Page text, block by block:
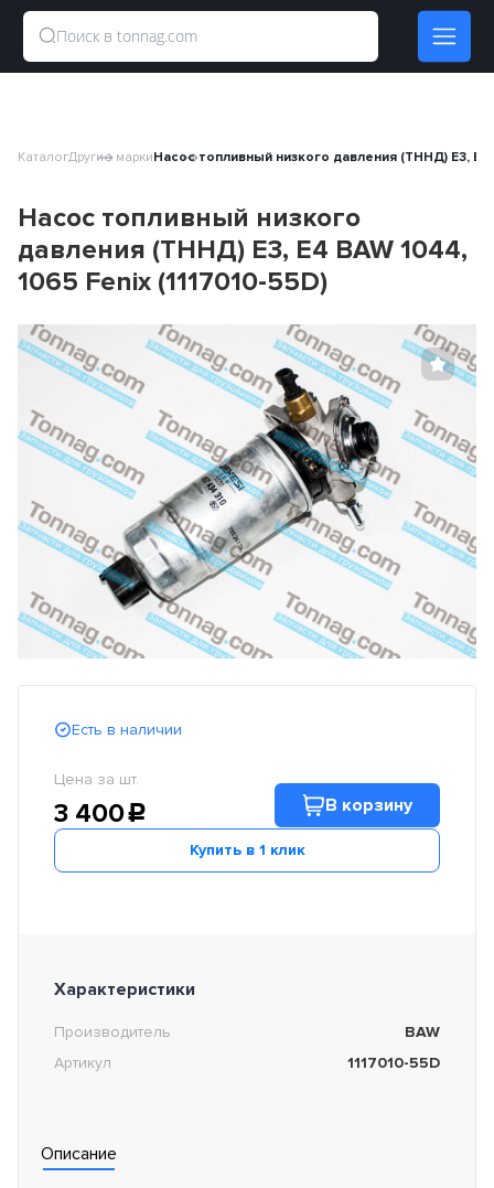
КаталогДругие маркиНасос топливный низкого давления (ТННД) E3, E4
Насос топливный низкого
давления (ТННД) E3, E4 BAW 1044,
1065 Fenix (1117010-55D)
Есть в наличии
Цена за шт.
3 400c В корзину
Купить в 1 клик
Характеристики
Производитель
BAW
Артикул
1117010-55D
Описание